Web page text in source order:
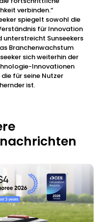
verbinden.“
spiegelt sowohl die
für Innovation
unterstreicht Sunseekers
Branchenwachstum
sich weiterhin der
Innovationen
für seine Nutzer
ist.